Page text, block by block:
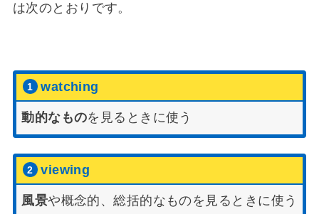
は次のとおりです。
watching
動的なものを見るときに使う
viewing
風景や概念的、総括的なものを見るときに使う